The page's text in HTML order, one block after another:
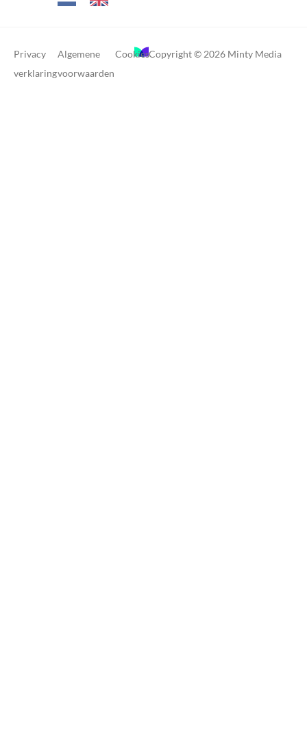
Copyright © 2026 Minty Media
Privacy
verklaring
Algemene
voorwaarden
Cookies